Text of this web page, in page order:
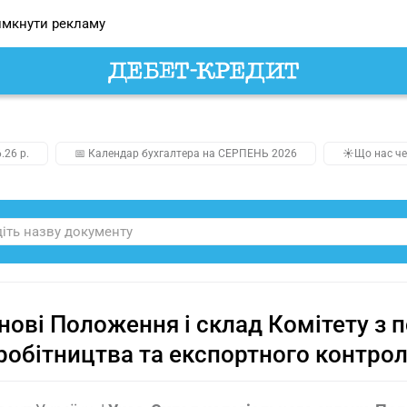
рекламу
р. 📅 Календар бухгалтера на СЕРПЕНЬ 2026 ☀️Що нас
Положення і склад Комітету з
та експортного